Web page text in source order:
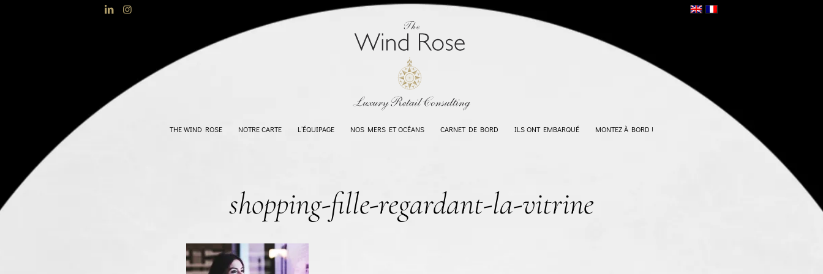
THE WIND ROSE NOTRE CARTE L’ÉQUIPAGE NOS MERS ET OCÉANS CARNET DE BORD ILS ONT EMBARQUÉ MONTEZ À BORD !
shopping-fille-regardant-la-vitrine